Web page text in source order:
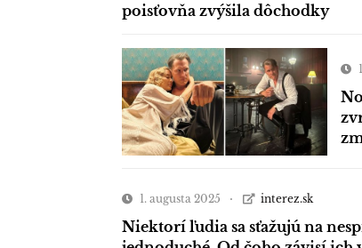
poisťovňa zvýšila dôchodky
1. augusta 2025 interez.sk
Niektorí ľudia sa sťažujú na